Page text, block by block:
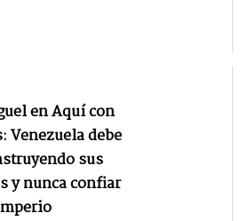
en Aquí con
Venezuela debe
sus
y nunca confiar